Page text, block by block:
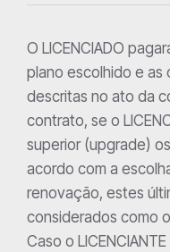
O LICENCIADO
plano escolhido e
descritas no ato da
contrato, se o
superior (upgrade)
acordo com a
renovação, estes
considerados como
Caso o